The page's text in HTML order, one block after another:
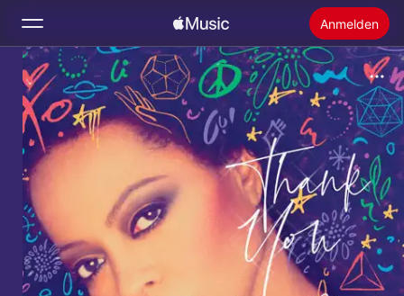
Anmelden
Suchen
Startseite
Neu
Apple Music installieren